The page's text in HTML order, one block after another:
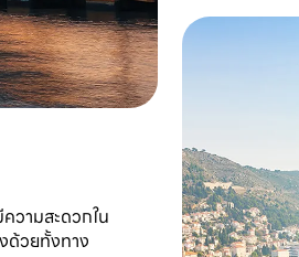
วามสะดวกใน
ด้วยทั้งทาง